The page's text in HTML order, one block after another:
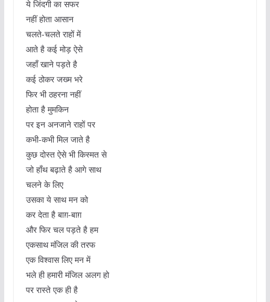
ये जिंदगी का सफर
नहीं होता आसान
चलते-चलते राहों में
आते है कई मोड़ ऐसे
जहाँ खाने पड़ते है
कई ठोकर जख्म भरे
फिर भी ठहरना नहीं
होता है मुमकिन
पर इन अनजाने राहों पर
कभी-कभी मिल जाते है
कुछ दोस्त ऐसे भी किस्मत से
जो हाँथ बढ़ाते है आगे साथ
चलने के लिए
उसका ये साथ मन को
कर देता है बाग़-बाग़
और फिर चल पड़ते है हम
एकसाथ मंजिल की तरफ
एक विश्वास लिए मन में
भले ही हमारी मंजिल अलग हो
पर रास्ते एक ही है